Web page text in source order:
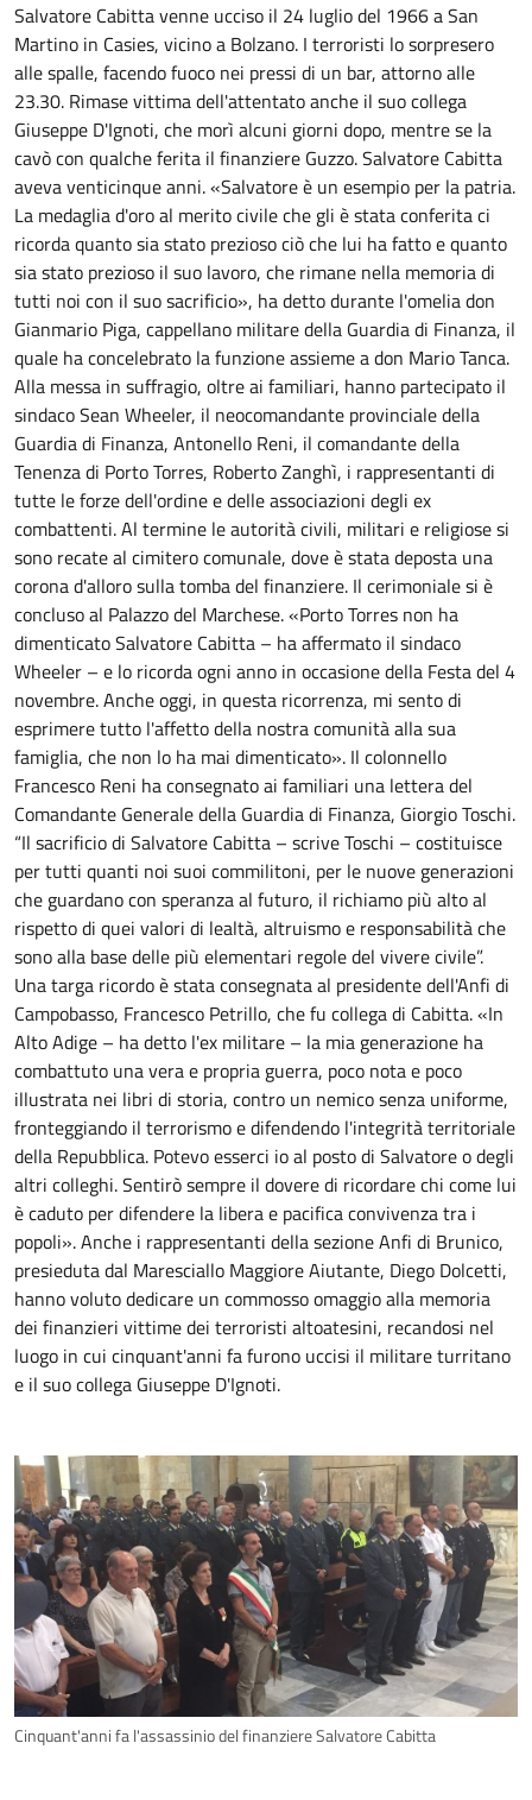
Salvatore Cabitta venne ucciso il 24 luglio del 1966 a San
Martino in Casies, vicino a Bolzano. I terroristi lo sorpresero
alle spalle, facendo fuoco nei pressi di un bar, attorno alle
23.30. Rimase vittima dell'attentato anche il suo collega
Giuseppe D'Ignoti, che morì alcuni giorni dopo, mentre se la
cavò con qualche ferita il finanziere Guzzo. Salvatore Cabitta
aveva venticinque anni. «Salvatore è un esempio per la patria.
La medaglia d'oro al merito civile che gli è stata conferita ci
ricorda quanto sia stato prezioso ciò che lui ha fatto e quanto
sia stato prezioso il suo lavoro, che rimane nella memoria di
tutti noi con il suo sacrificio», ha detto durante l'omelia don
Gianmario Piga, cappellano militare della Guardia di Finanza, il
quale ha concelebrato la funzione assieme a don Mario Tanca.
Alla messa in suffragio, oltre ai familiari, hanno partecipato il
sindaco Sean Wheeler, il neocomandante provinciale della
Guardia di Finanza, Antonello Reni, il comandante della
Tenenza di Porto Torres, Roberto Zanghì, i rappresentanti di
tutte le forze dell'ordine e delle associazioni degli ex
combattenti. Al termine le autorità civili, militari e religiose si
sono recate al cimitero comunale, dove è stata deposta una
corona d'alloro sulla tomba del finanziere. Il cerimoniale si è
concluso al Palazzo del Marchese. «Porto Torres non ha
dimenticato Salvatore Cabitta – ha affermato il sindaco
Wheeler – e lo ricorda ogni anno in occasione della Festa del 4
novembre. Anche oggi, in questa ricorrenza, mi sento di
esprimere tutto l'affetto della nostra comunità alla sua
famiglia, che non lo ha mai dimenticato». Il colonnello
Francesco Reni ha consegnato ai familiari una lettera del
Comandante Generale della Guardia di Finanza, Giorgio Toschi.
“Il sacrificio di Salvatore Cabitta – scrive Toschi – costituisce
per tutti quanti noi suoi commilitoni, per le nuove generazioni
che guardano con speranza al futuro, il richiamo più alto al
rispetto di quei valori di lealtà, altruismo e responsabilità che
sono alla base delle più elementari regole del vivere civile”.
Una targa ricordo è stata consegnata al presidente dell'Anfi di
Campobasso, Francesco Petrillo, che fu collega di Cabitta. «In
Alto Adige – ha detto l'ex militare – la mia generazione ha
combattuto una vera e propria guerra, poco nota e poco
illustrata nei libri di storia, contro un nemico senza uniforme,
fronteggiando il terrorismo e difendendo l'integrità territoriale
della Repubblica. Potevo esserci io al posto di Salvatore o degli
altri colleghi. Sentirò sempre il dovere di ricordare chi come lui
è caduto per difendere la libera e pacifica convivenza tra i
popoli». Anche i rappresentanti della sezione Anfi di Brunico,
presieduta dal Maresciallo Maggiore Aiutante, Diego Dolcetti,
hanno voluto dedicare un commosso omaggio alla memoria
dei finanzieri vittime dei terroristi altoatesini, recandosi nel
luogo in cui cinquant'anni fa furono uccisi il militare turritano
e il suo collega Giuseppe D'Ignoti.
Cinquant'anni fa l'assassinio del finanziere Salvatore Cabitta